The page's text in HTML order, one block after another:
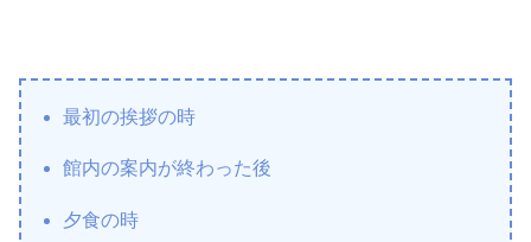
最初の挨拶の時
館内の案内が終わった後
夕食の時